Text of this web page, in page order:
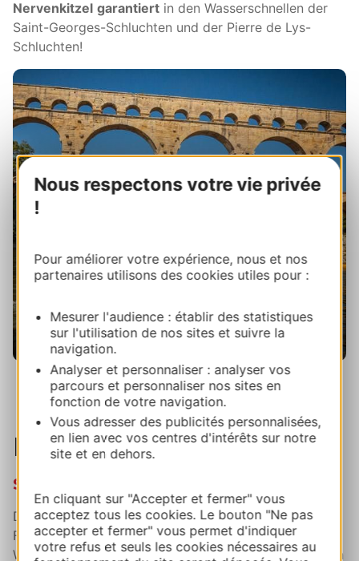
Nous respectons votre vie privée
!
Pour améliorer votre expérience, nous et nos
partenaires utilisons des cookies utiles pour :
Mesurer l'audience : établir des statistiques
sur l'utilisation de nos sites et suivre la
navigation.
Analyser et personnaliser : analyser vos
parcours et personnaliser nos sites en
fonction de votre navigation.
Vous adresser des publicités personnalisées,
en lien avec vos centres d'intérêts sur notre
site et en dehors.
En cliquant sur "Accepter et fermer" vous
acceptez tous les cookies. Le bouton "Ne pas
accepter et fermer" vous permet d'indiquer
votre refus et seuls les cookies nécessaires au
Nervenkitzel garantiert in den Wasserschnellen der
Saint-Georges-Schluchten und der Pierre de Lys-
Schluchten!
Canoë sur le Gardon vers le Pont du Gard,
Kayak vert / Collias
Pyrenäen
Souverän für Kanu und Rafting
Die Pyrenäen werden von unzähligen Wildbächen und
Flüssen durchzogen. In einer solchen Umgebung sind
Wildwassersportaktivitäten eine echte Tradition in den